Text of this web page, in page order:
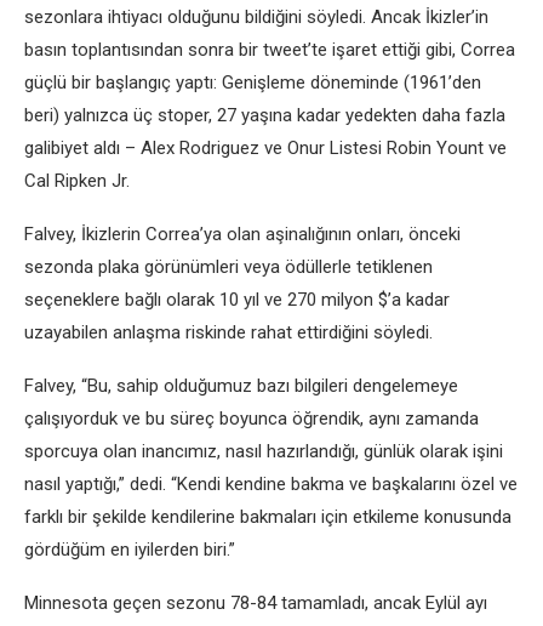
sezonlara ihtiyacı olduğunu bildiğini söyledi. Ancak İkizler’in
basın toplantısından sonra bir tweet’te işaret ettiği gibi, Correa
güçlü bir başlangıç ​​yaptı: Genişleme döneminde (1961’den
beri) yalnızca üç stoper, 27 yaşına kadar yedekten daha fazla
galibiyet aldı – Alex Rodriguez ve Onur Listesi Robin Yount ve
Cal Ripken Jr.
Falvey, İkizlerin Correa’ya olan aşinalığının onları, önceki
sezonda plaka görünümleri veya ödüllerle tetiklenen
seçeneklere bağlı olarak 10 yıl ve 270 milyon $’a kadar
uzayabilen anlaşma riskinde rahat ettirdiğini söyledi.
Falvey, “Bu, sahip olduğumuz bazı bilgileri dengelemeye
çalışıyorduk ve bu süreç boyunca öğrendik, aynı zamanda
sporcuya olan inancımız, nasıl hazırlandığı, günlük olarak işini
nasıl yaptığı,” dedi. “Kendi kendine bakma ve başkalarını özel ve
farklı bir şekilde kendilerine bakmaları için etkileme konusunda
gördüğüm en iyilerden biri.”
Minnesota geçen sezonu 78-84 tamamladı, ancak Eylül ayı